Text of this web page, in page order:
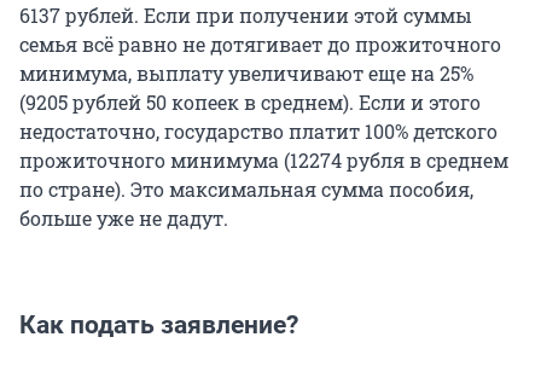
6137 рублей. Если при получении этой суммы
семья всё равно не дотягивает до прожиточного
минимума, выплату увеличивают еще на 25%
(9205 рублей 50 копеек в среднем). Если и этого
недостаточно, государство платит 100% детского
прожиточного минимума (12274 рубля в среднем
по стране). Это максимальная сумма пособия,
больше уже не дадут.
Как подать заявление?